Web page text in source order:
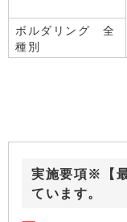
ボルダリング 全
種別
実施要項※【
ています。